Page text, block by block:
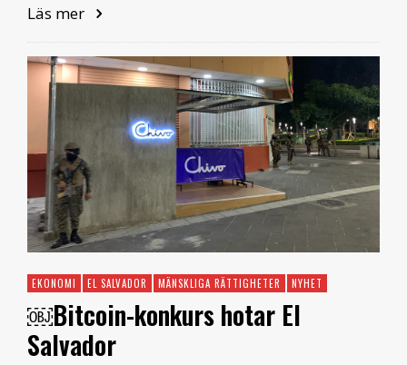
Läs mer
EKONOMI EL SALVADOR MÄNSKLIGA RÄTTIGHETER NYHET
￼Bitcoin-konkurs hotar El
Salvador